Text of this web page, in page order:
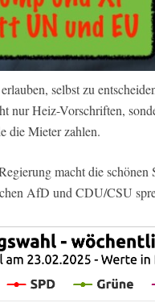
selbst zu
nur Heiz-Vorschriften,
die Mieter zahlen.
macht die schönen
AfD und CDU/CSU